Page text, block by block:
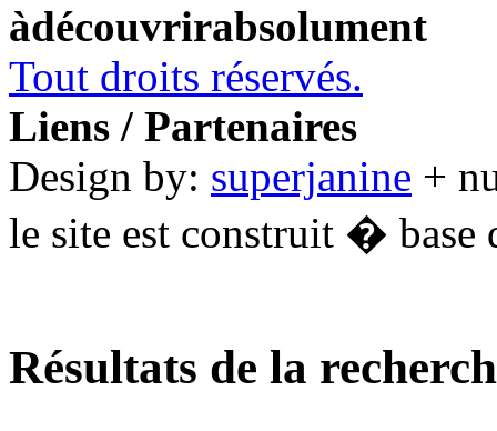
àdécouvrirabsolument
Tout droits réservés.
Liens / Partenaires
Design by: superjanine +
le site est construit � base
Résultats de la